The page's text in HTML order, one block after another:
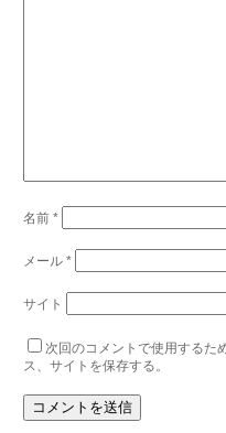
名前*
メール*
サイト
次回のコメントで使用するた
ス、サイトを保存する。